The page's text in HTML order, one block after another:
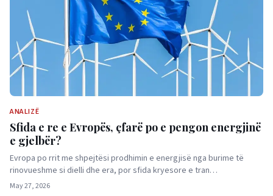
ANALIZË
Sfida e re e Evropës, çfarë po e pengon energjinë
e gjelbër?
Evropa po rrit me shpejtësi prodhimin e energjisë nga burime të
rinovueshme si dielli dhe era, por sfida kryesore e tran…
May 27, 2026